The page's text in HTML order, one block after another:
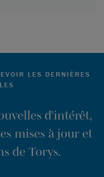
LES DERNIÈRES
d’intérêt,
mises à jour et
de Torys.